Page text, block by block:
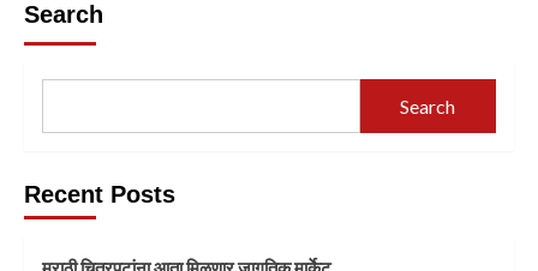
Search
Search
Recent Posts